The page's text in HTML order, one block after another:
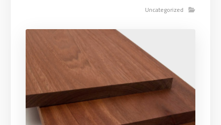
Uncategorized